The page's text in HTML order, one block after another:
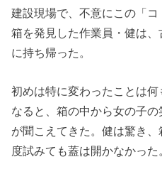
建設現場で、不意にこの「コ
箱を発見した作業員・健は
に持ち帰った。
初めは特に変わったことは
なると、箱の中から女の子
が聞こえてきた。健は驚き
度試みても蓋は開かなかった